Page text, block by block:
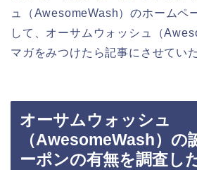
ュ（AwesomeWash）のホームペ
して、オーサムウォッシュ（
マガをみつけたら記事にさせてい
オーサムウォッシュ
（AwesomeWash）の
ーポンの有無を調査し